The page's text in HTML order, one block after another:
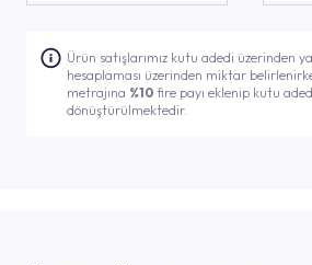
Ürün satışlarımız kutu adedi üzerinden
hesaplaması üzerinden miktar
metrajına %10fire payı eklenip kutu
dönüştürülmektedir.